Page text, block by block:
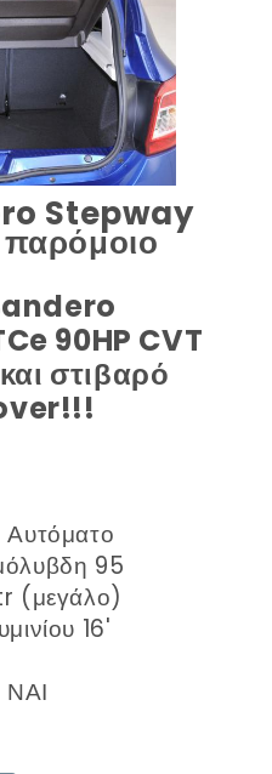
Stepway
90HP CVT
στιβαρό
Αυτόματο
95
(μεγάλο)
16'